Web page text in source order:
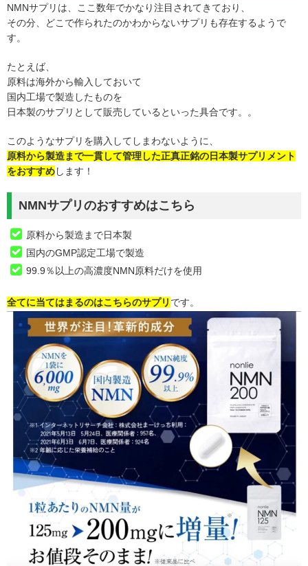
NMNサプリは、ここ数年でかなり注目されてきており、
その分、どこで作られたのかわからないサプリも存在するようで
す。
たとえば、
原料は海外から輸入しておいて
国内工場で製造したものを
日本製のサプリとして販売しているといった具合です。。
このようなサプリを購入してしまわないように、
原料から製造まで一貫して管理した正真正銘の日本製サプリメント
をおすすめします！
NMNサプリのおすすめはこちら
原料から製造まで日本製
国内のGMP認定工場で製造
99.9％以上の高濃度NMN原料だけを使用
全てに当てはまるのはこちらのサプリ です。